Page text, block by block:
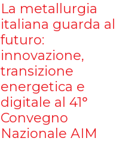
La metallurgia
italiana guarda al
futuro:
innovazione,
transizione
energetica e
digitale al 41°
Convegno
Nazionale AIM